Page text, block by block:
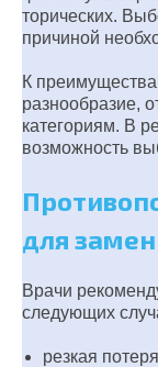
торических.
причиной
К
разнообразие,
категориям. В
возможность
для
Врачи
следующих
резкая